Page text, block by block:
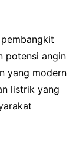
potensi angin
yang modern
listrik yang